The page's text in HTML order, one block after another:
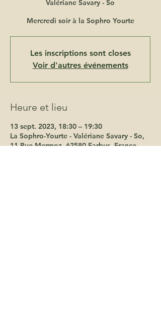
Valériane Savary - So
Mercredi soir à la Sophro Yourte
Les inscriptions sont closes
Voir d'autres événements
Heure et lieu
13 sept. 2023, 18:30 – 19:30
La Sophro-Yourte - Valériane Savary - So,
11 Rue Mermoz, 62580 Farbus, France